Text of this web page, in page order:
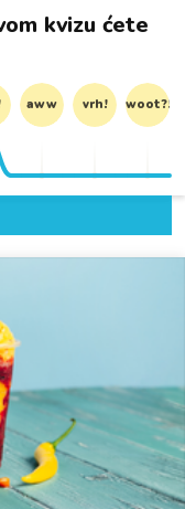
kvizu ćete
aww vrh! woot?!